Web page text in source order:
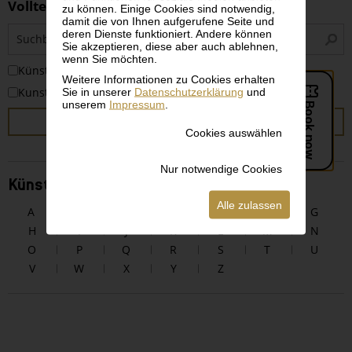
zu können. Einige Cookies sind notwendig,
damit die von Ihnen aufgerufene Seite und
deren Dienste funktioniert. Andere können
Sie akzeptieren, diese aber auch ablehnen,
wenn Sie möchten.
Weitere Informationen zu Cookies erhalten
Sie in unserer Datenschutzerklärung und
unserem Impressum
Cookies auswählen
Nur notwendige Cookies
Alle zulassen
Volltextsuche
KünstlerInnen
Kunstwerke
KünstlerInnen alphabetisch
A E F
G
H
I J K L M
N
O
P Q R S T
U
V
W X Y Z